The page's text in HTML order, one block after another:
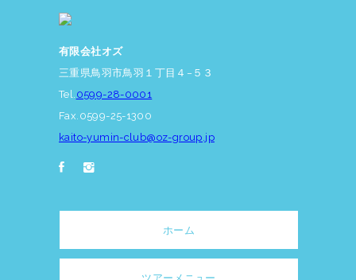
有限会社オズ
三重県鳥羽市鳥羽１丁目４−５３
Tel. 0599-28-0001
Fax.0599-25-1300
kaito-yumin-club@oz-group.jp
ホーム